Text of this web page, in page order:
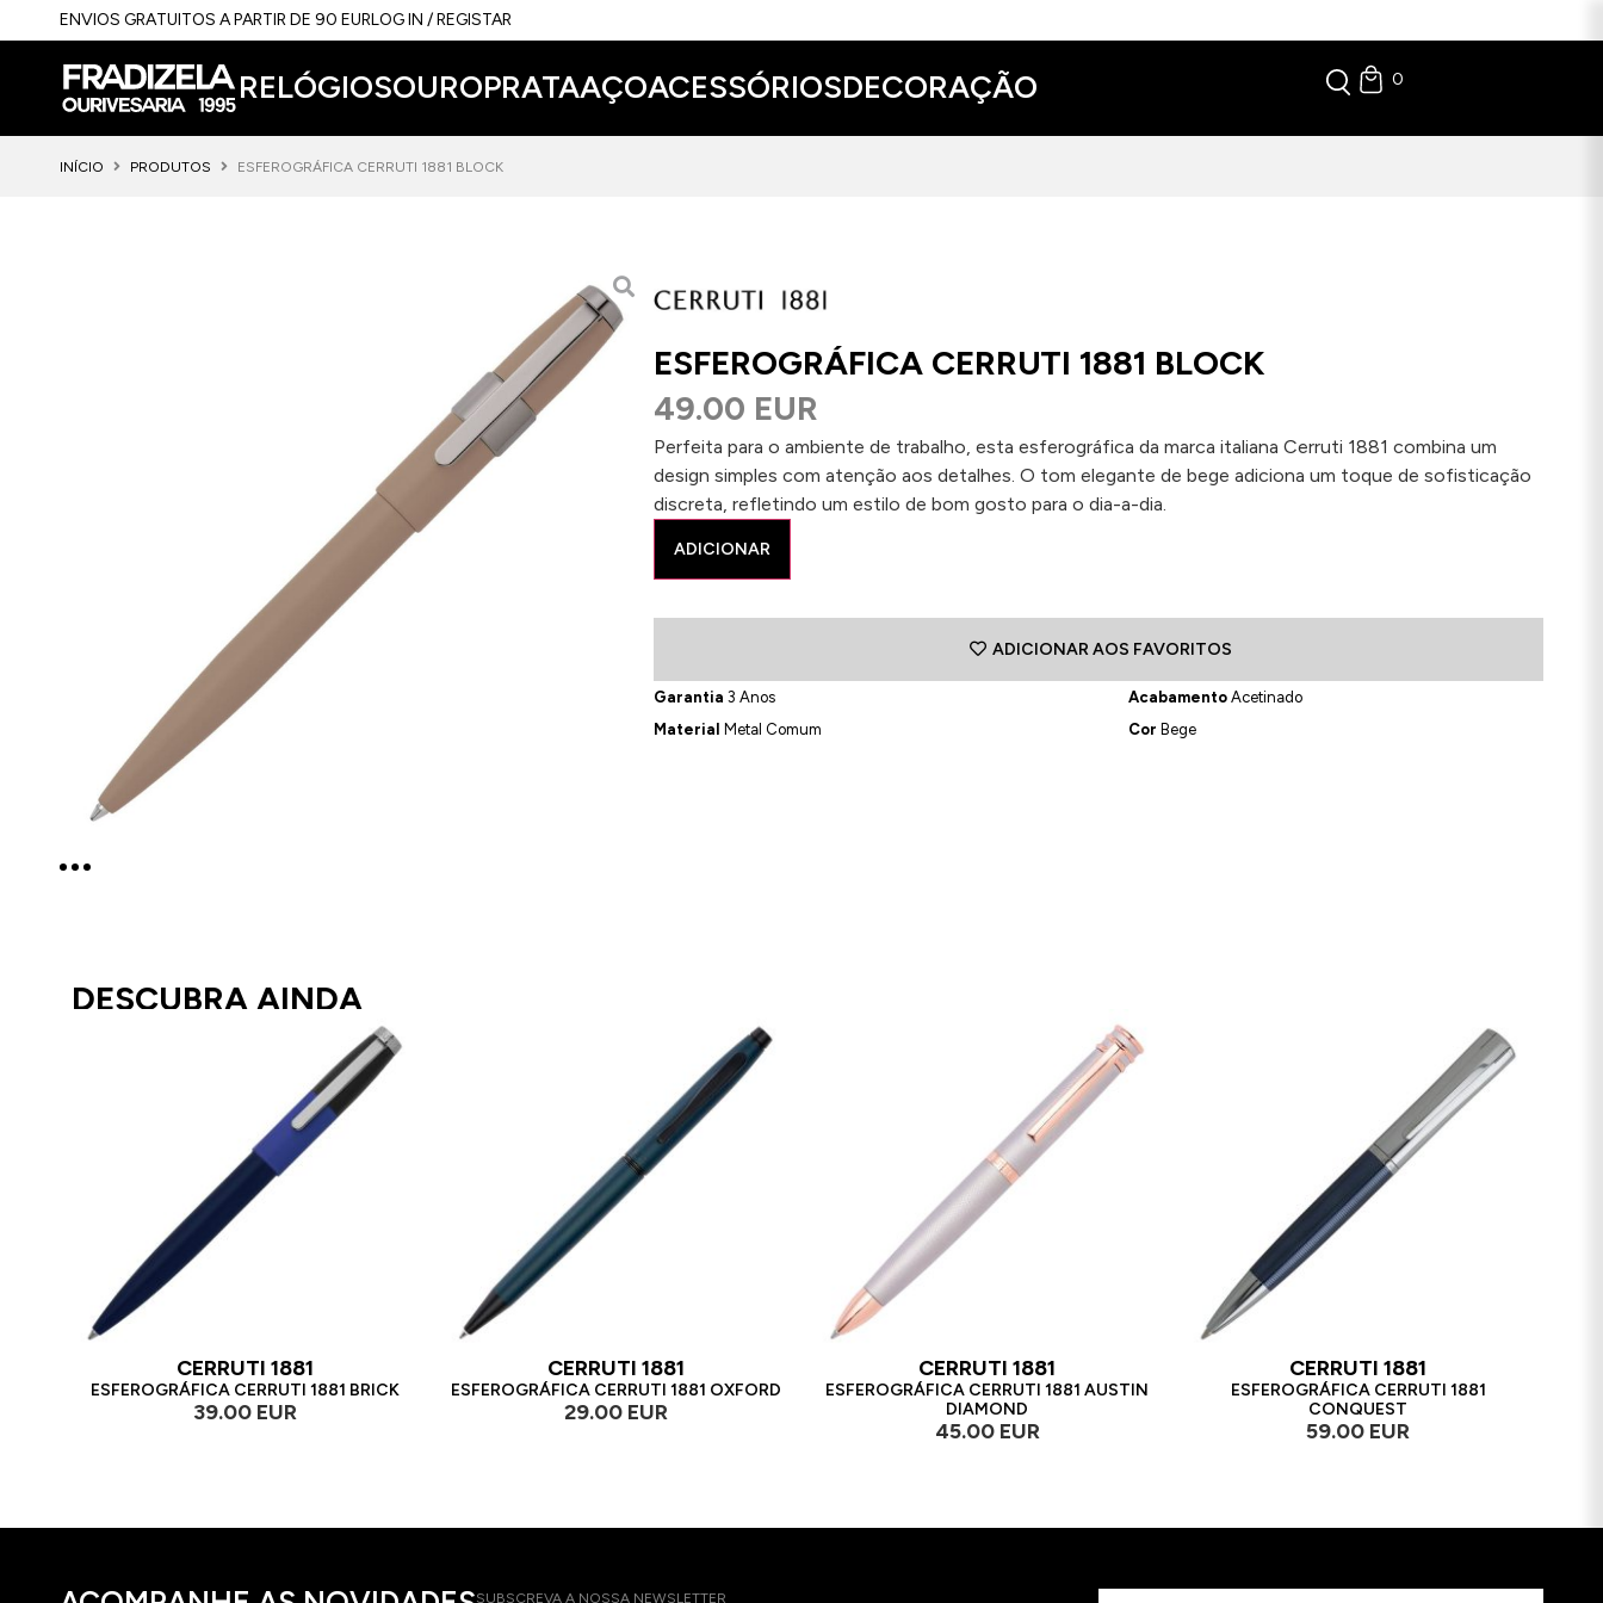
ENVIOS GRATUITOS A PARTIR DE 90 EURLOG IN / REGISTAR
RELÓGIOSOUROPRATAAÇOACESSÓRIOSDECORAÇÃO 0
INÍCIO PRODUTOS ESFEROGRÁFICA CERRUTI 1881 BLOCK
ESFEROGRÁFICA CERRUTI 1881 BLOCK
49.00 EUR
Perfeita para o ambiente de trabalho, esta esferográfica da marca italiana Cerruti 1881 combina um
design simples com atenção aos detalhes. O tom elegante de bege adiciona um toque de sofisticação
discreta, refletindo um estilo de bom gosto para o dia-a-dia.
ADICIONAR
ADICIONAR AOS FAVORITOS
Garantia 3 Anos
Material Metal Comum
AcabamentoAcetinado
Cor Bege
DESCUBRA AINDA
CERRUTI 1881
ESFEROGRÁFICA CERRUTI 1881 BRICK
39.00 EUR
CERRUTI 1881
ESFEROGRÁFICA CERRUTI 1881 OXFORD
29.00 EUR
CERRUTI 1881
ESFEROGRÁFICA CERRUTI 1881 AUSTIN
DIAMOND
45.00 EUR
CERRUTI 1881
ESFEROGRÁFICA CERRUTI 1881
CONQUEST
59.00 EUR
SUBSCREVA A NOSSA NEWSLETTER